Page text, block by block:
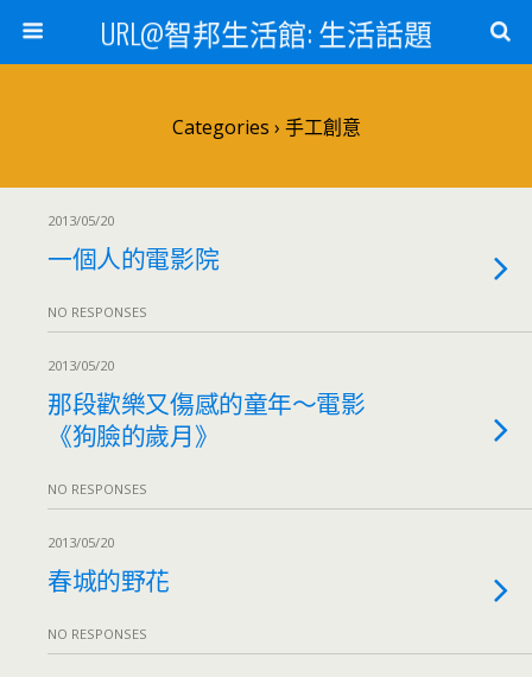
URL@智邦生活館: 生活話題
Categories › 手工創意
2013/05/20
一個人的電影院
NO RESPONSES
2013/05/20
那段歡樂又傷感的童年～電影
《狗臉的歲月》
NO RESPONSES
2013/05/20
春城的野花
NO RESPONSES